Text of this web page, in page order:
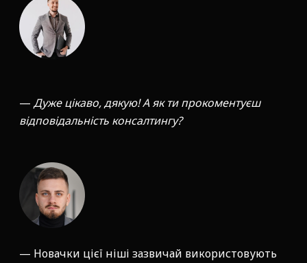
— Дуже цікаво, дякую! А як ти прокоментуєш
відповідальність консалтингу?
— Новачки цієї ніші зазвичай використовують